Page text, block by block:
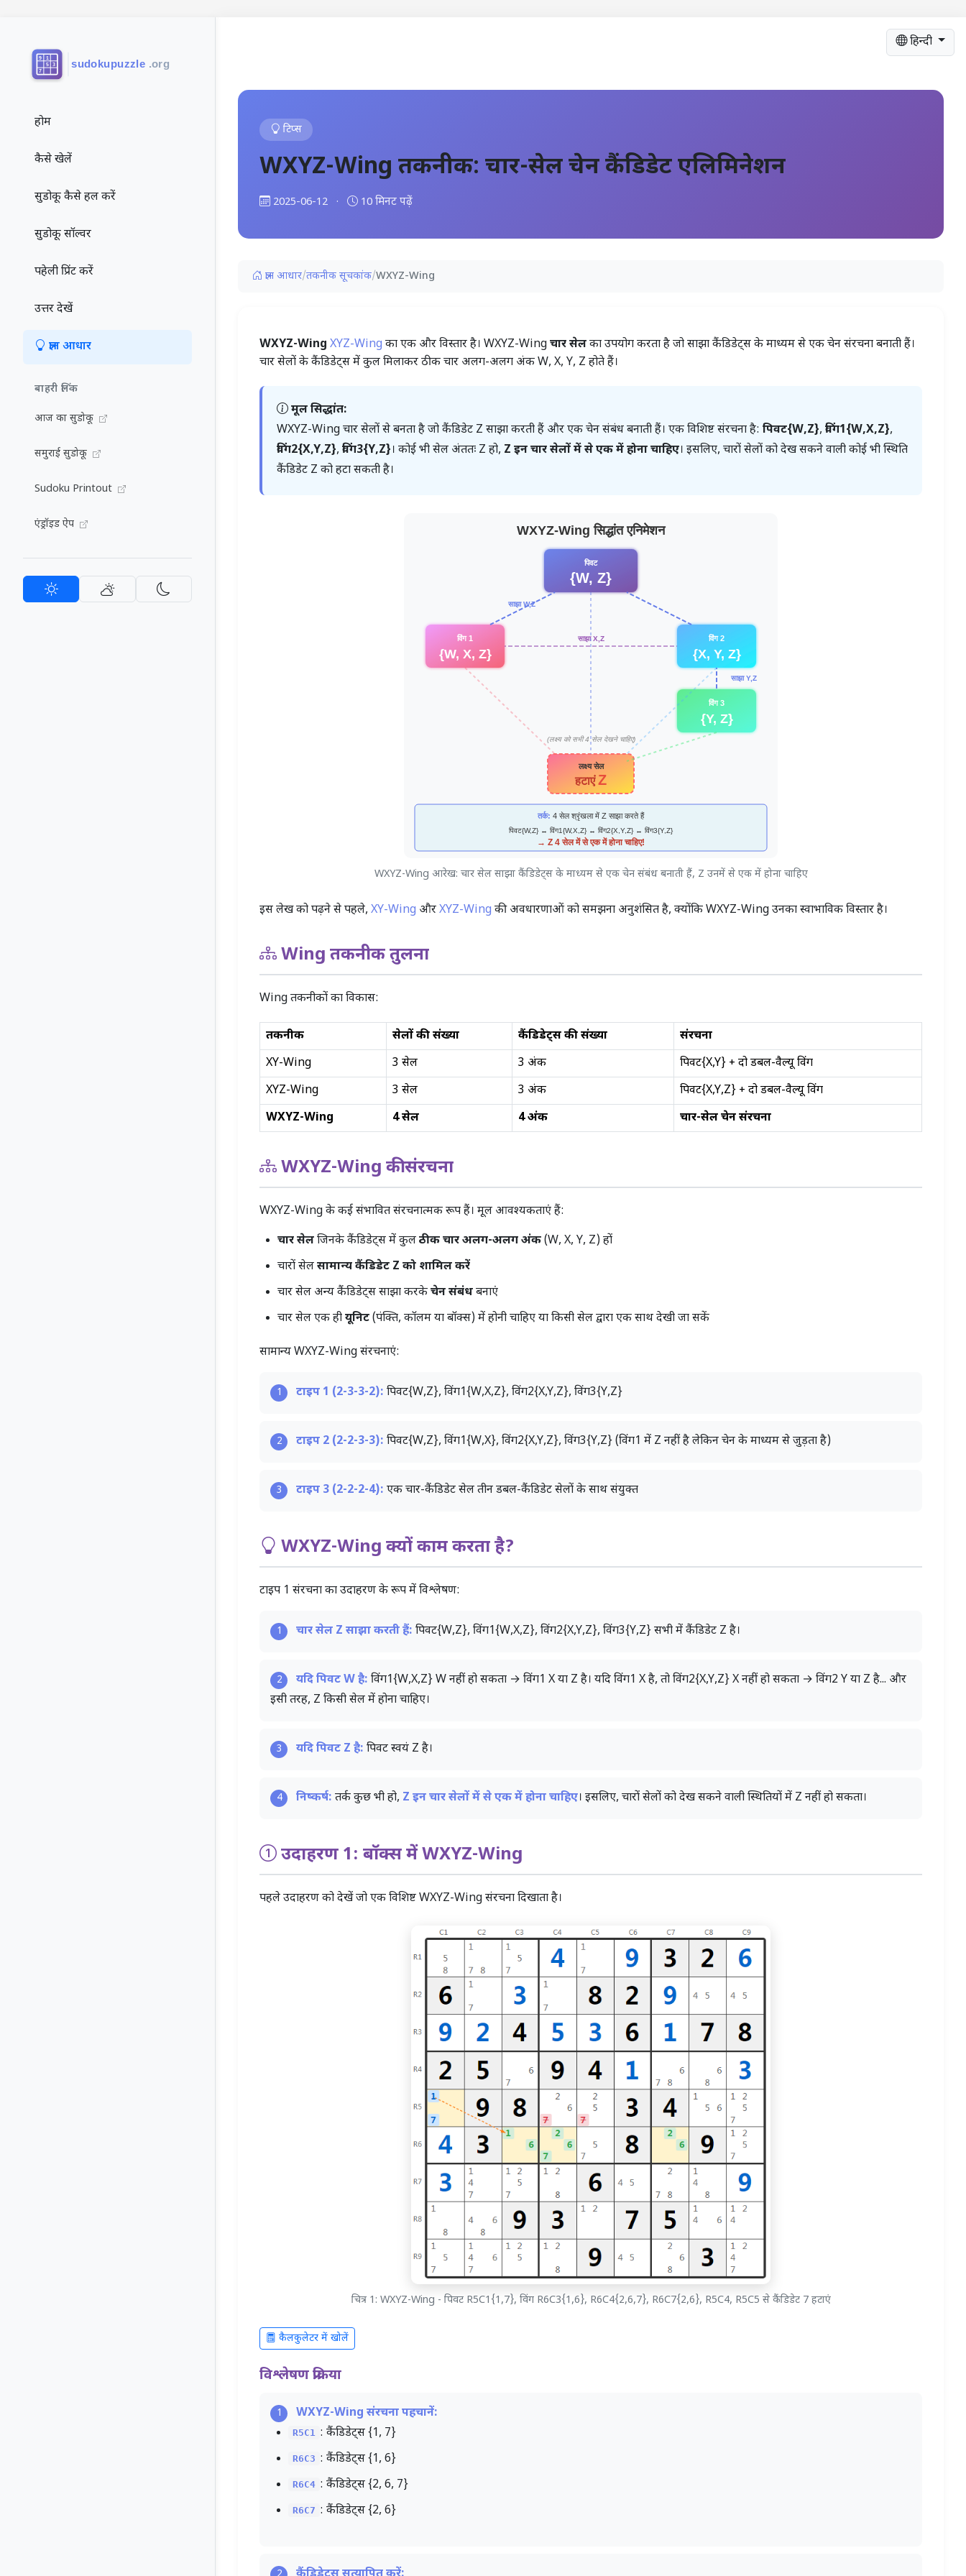
होम
कैसे खेलें
सुडोकू कैसे हल करें
सुडोकू सॉल्वर
पहेली प्रिंट करें
उत्तर देखें
ज्ञान आधार
बाहरी लिंक
आज का सुडोकू
समुराई सुडोकू
Sudoku Printout
एंड्रॉइड ऐप
हिन्दी
टिप्स
WXYZ-Wing तकनीक: चार-सेल चेन कैंडिडेट एलिमिनेशन
2025-06-12 · 10 मिनट पढ़ें
ज्ञान आधार/तकनीक सूचकांक/WXYZ-Wing
WXYZ-Wing XYZ-Wing का एक और विस्तार है। WXYZ-Wingचार सेलका उपयोग करता है जो साझा कैंडिडेट्स के माध्यम से एक चेन संरचना बनाती हैं।
चार सेलों के कैंडिडेट्स में कुल मिलाकर ठीक चार अलग-अलग अंक W, X, Y, Z होते हैं।
मूल सिद्धांत:
WXYZ-Wing चार सेलों से बनता है जो कैंडिडेट Z साझा करती हैं और एक चेन संबंध बनाती हैं। एक विशिष्ट संरचना है: पिवट{W,Z}, विंग1{W,X,Z},
विंग2{X,Y,Z}, विंग3{Y,Z}। कोई भी सेल अंततः Z हो, Z इन चार सेलों में से एक में होना चाहिए। इसलिए, चारों सेलों को देख सकने वाली कोई भी स्थिति
कैंडिडेट Z को हटा सकती है।
WXYZ-Wing आरेख: चार सेल साझा कैंडिडेट्स के माध्यम से एक चेन संबंध बनाती हैं, Z उनमें से एक में होना चाहिए
इस लेख को पढ़ने से पहले, XY-Wing औरXYZ-Wing की अवधारणाओं को समझना अनुशंसित है, क्योंकि WXYZ-Wing उनका स्वाभाविक विस्तार है।
Wing तकनीक तुलना
Wing तकनीकों का विकास:
तकनीक सेलों की संख्या कैंडिडेट्स की संख्या
संरचना
XY-Wing
3 सेल 3 अंक
पिवट{X,Y} + दो डबल-वैल्यू विंग
XYZ-Wing
3 सेल 3 अंक
पिवट{X,Y,Z} + दो डबल-वैल्यू विंग
WXYZ-Wing
4 सेल 4 अंक चार-सेल चेन संरचना
WXYZ-Wing की संरचना
WXYZ-Wing के कई संभावित संरचनात्मक रूप हैं। मूल आवश्यकताएं हैं:
चार सेलजिनके कैंडिडेट्स में कुलठीक चार अलग-अलग अंक(W, X, Y, Z) हों
चारों सेलसामान्य कैंडिडेट Z को शामिल करें
चार सेल अन्य कैंडिडेट्स साझा करकेचेन संबंधबनाएं
चार सेल एक हीयूनिट(पंक्ति, कॉलम या बॉक्स) में होनी चाहिए या किसी सेल द्वारा एक साथ देखी जा सकें
सामान्य WXYZ-Wing संरचनाएं:
1 टाइप 1 (2-3-3-2): पिवट{W,Z}, विंग1{W,X,Z}, विंग2{X,Y,Z}, विंग3{Y,Z}
2 टाइप 2 (2-2-3-3): पिवट{W,Z}, विंग1{W,X}, विंग2{X,Y,Z}, विंग3{Y,Z} (विंग1 में Z नहीं है लेकिन चेन के माध्यम से जुड़ता है)
3 टाइप 3 (2-2-2-4): एक चार-कैंडिडेट सेल तीन डबल-कैंडिडेट सेलों के साथ संयुक्त
WXYZ-Wing क्यों काम करता है?
टाइप 1 संरचना का उदाहरण के रूप में विश्लेषण:
1 चार सेल Z साझा करती हैं: पिवट{W,Z}, विंग1{W,X,Z}, विंग2{X,Y,Z}, विंग3{Y,Z} सभी में कैंडिडेट Z है।
2 यदि पिवट W है: विंग1{W,X,Z} W नहीं हो सकता → विंग1 X या Z है। यदि विंग1 X है, तो विंग2{X,Y,Z} X नहीं हो सकता → विंग2 Y या Z है... और
इसी तरह, Z किसी सेल में होना चाहिए।
3 यदि पिवट Z है: पिवट स्वयं Z है।
4 निष्कर्ष: तर्क कुछ भी हो, Z इन चार सेलों में से एक में होना चाहिए। इसलिए, चारों सेलों को देख सकने वाली स्थितियों में Z नहीं हो सकता।
उदाहरण 1: बॉक्स में WXYZ-Wing
पहले उदाहरण को देखें जो एक विशिष्ट WXYZ-Wing संरचना दिखाता है।
चित्र 1: WXYZ-Wing - पिवट R5C1{1,7}, विंग R6C3{1,6}, R6C4{2,6,7}, R6C7{2,6}, R5C4, R5C5 से कैंडिडेट 7 हटाएं
कैलकुलेटर में खोलें
विश्लेषण प्रक्रिया
1 WXYZ-Wing संरचना पहचानें:
R5C1 : कैंडिडेट्स{1, 7}
R6C3 : कैंडिडेट्स{1, 6}
R6C4 : कैंडिडेट्स{2, 6, 7}
R6C7 : कैंडिडेट्स{2, 6}